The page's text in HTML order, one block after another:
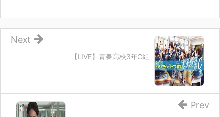
【LIVE】青春高校3年C組
Next
Prev